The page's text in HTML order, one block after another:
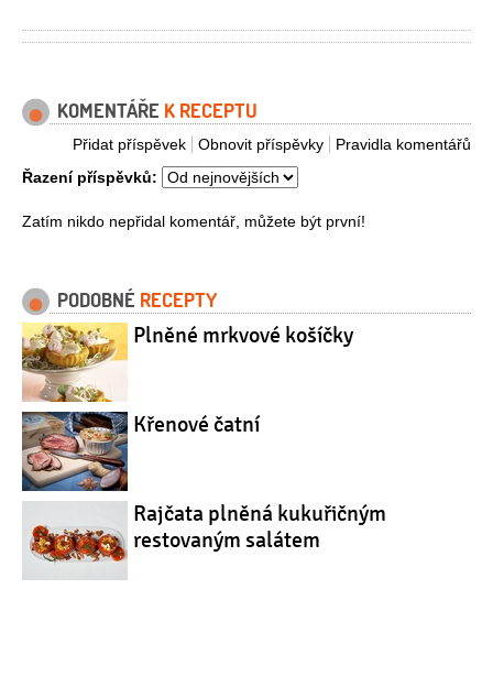
KOMENTÁŘE K RECEPTU
Pravidla komentářů
Obnovit příspěvky
Přidat příspěvek
Řazení příspěvků:
Zatím nikdo nepřidal komentář, můžete být první!
PODOBNÉ RECEPTY
Plněné mrkvové košíčky
Křenové čatní
Rajčata plněná kukuřičným
restovaným salátem